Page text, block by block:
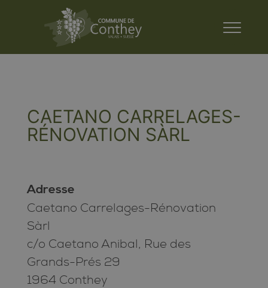
CAETANO CARRELAGES-
RÉNOVATION SÀRL
Adresse
Caetano Carrelages-Rénovation
Sàrl
c/o Caetano Anibal, Rue des
Grands-Prés 29
1964 Conthey